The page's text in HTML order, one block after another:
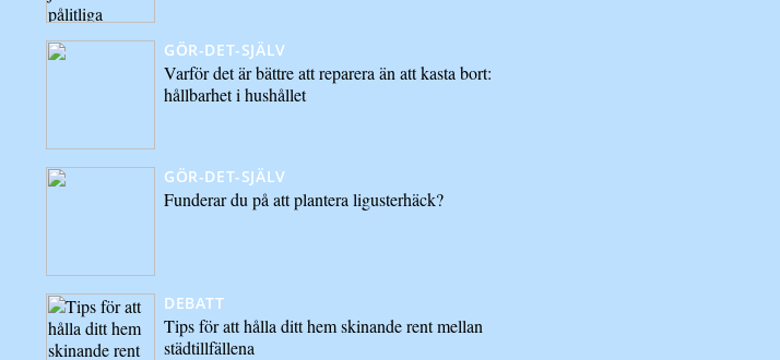
GÖR-DET-SJÄLV
Varför det är bättre att reparera än att kasta bort:
hållbarhet i hushållet
GÖR-DET-SJÄLV
Funderar du på att plantera ligusterhäck?
DEBATT
Tips för att hålla ditt hem skinande rent mellan
städtillfällena